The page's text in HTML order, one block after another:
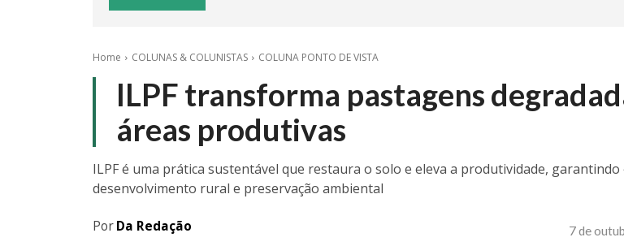
Home COLUNAS & COLUNISTAS COLUNA PONTO DE VISTA
ILPF transforma pastagens
áreas produtivas
ILPF é uma prática sustentável que restaura o solo e eleva a produtividade,
desenvolvimento rural e preservação ambiental
PorDa Redação 7 de